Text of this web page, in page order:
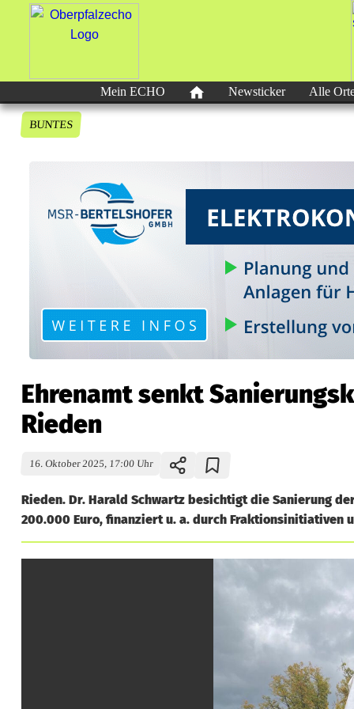
Mein ECHO Newsticker Alle
BUNTES
Ehrenamt senkt
Rieden
16. Oktober 2025, 17:00 Uhr
Rieden. Dr. Harald Schwartz besichtigt die Sanierung
200.000 Euro, finanziert u. a. durch Fraktionsinitiativen